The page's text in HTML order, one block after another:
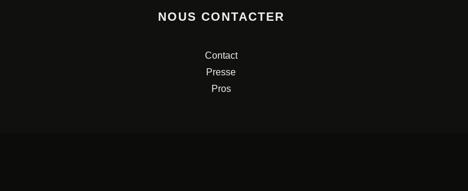
NOUS CONTACTER
Contact
Presse
Pros